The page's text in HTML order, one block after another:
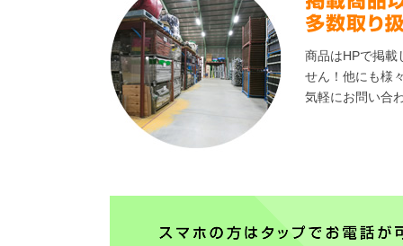
商品はHPで掲載
せん！他にも様
気軽にお問い合